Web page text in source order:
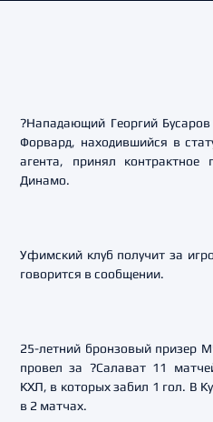
?Нападающий Георгий
Форвард, находившийся в
агента, принял контрактное
Динамо.
Уфимский клуб получит за
говорится в сообщении.
25-летний бронзовый призер
провел за ?Салават 11
КХЛ, в которых забил 1 гол. В
в 2 матчах.